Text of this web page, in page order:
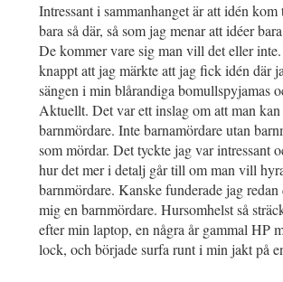
Intressant i sammanhanget är att idén
bara så där, så som jag menar att idéer
De kommer vare sig man vill det eller
knappt att jag märkte att jag fick idén där
sängen i min blårandiga bomullspyjamas
Aktuellt. Det var ett inslag om att man
barnmördare. Inte barnamördare utan
som mördar. Det tyckte jag var intressant
hur det mer i detalj går till om man vill
barnmördare. Kanske funderade jag redan
mig en barnmördare. Hursomhelst så
efter min laptop, en några år gammal HP
lock, och började surfa runt i min jakt på